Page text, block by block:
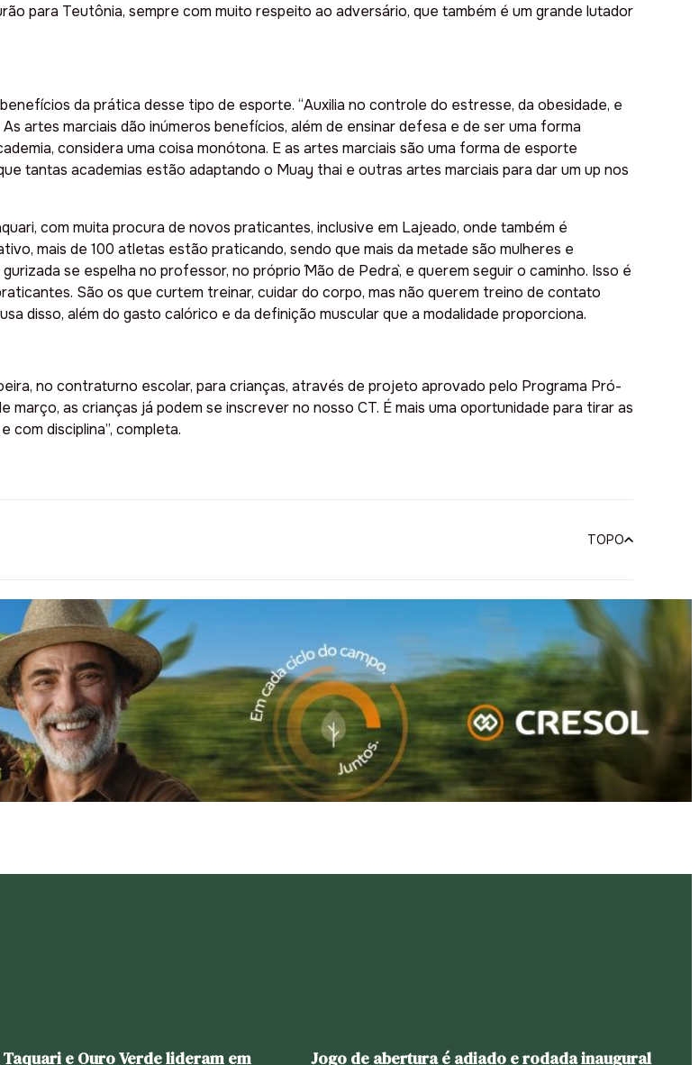
para Teutônia, sempre com muito respeito ao adversário, que também é um grande lutador
da prática desse tipo de esporte. “Auxilia no controle do estresse, da obesidade, e
artes marciais dão inúmeros benefícios, além de ensinar defesa e de ser uma forma
considera uma coisa monótona. E as artes marciais são uma forma de esporte
tantas academias estão adaptando o Muay thai e outras artes marciais para dar um up nos
com muita procura de novos praticantes, inclusive em Lajeado, onde também é
mais de 100 atletas estão praticando, sendo que mais da metade são mulheres e
se espelha no professor, no próprio ´Mão de Pedra`, e querem seguir o caminho. Isso é
São os que curtem treinar, cuidar do corpo, mas não querem treino de contato
disso, além do gasto calórico e da definição muscular que a modalidade proporciona.
no contraturno escolar, para crianças, através de projeto aprovado pelo Programa Pró-
as crianças já podem se inscrever no nosso CT. É mais uma oportunidade para tirar as
com disciplina”, completa.
TOPO
e Ouro Verde lideram em
Jogo de abertura é adiado e rodada inaugural